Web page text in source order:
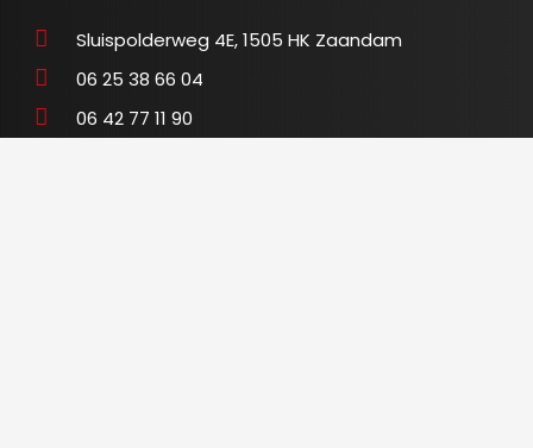
Sluispolderweg 4E, 1505 HK Zaandam
06 25 38 66 04
06 42 77 11 90